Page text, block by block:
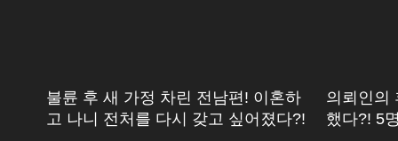
불륜 후 새 가정 차린 전남편! 이혼하
고 나니 전처를 다시 갖고 싶어졌다?!
의뢰인의
했다?! 5